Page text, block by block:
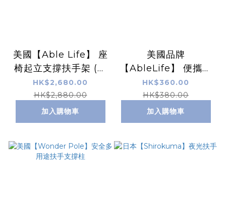
美國【Able Life】 座
椅起立支撐扶手架 (附
旋轉式托盤)
HK$2,680.00
HK$2,880.00
加入購物車
美國品牌
【AbleLife】 便攜式
汽車外置扶手
HK$360.00
HK$380.00
加入購物車